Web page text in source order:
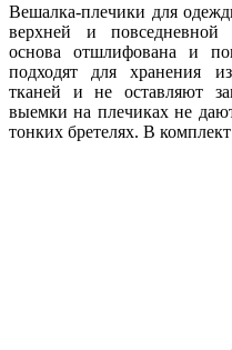
Вешалка-плечики для
верхней и повседневной
основа отшлифована и
подходят для хранения
тканей и не оставляют
выемки на плечиках не
тонких бретелях. В